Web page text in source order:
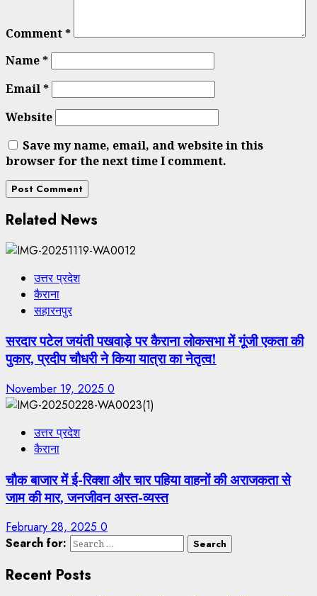
Comment*
Name*
Email*
Website
Save my name, email, and website in this
browser for the next time I comment.
Related News
उत्तर प्रदेश
कैराना
सहारनपुर
सरदार पटेल जयंती पखवाड़े पर कैराना लोकसभा में गूंजी एकता की
पुकार, प्रदीप चौधरी ने किया यात्रा का नेतृत्व!
November 19, 2025 0
उत्तर प्रदेश
कैराना
चौक बाजार में ई-रिक्शा और चार पहिया वाहनों की अराजकता से
जाम की मार, जनजीवन अस्त-व्यस्त
February 28, 2025 0
Search for:
Recent Posts